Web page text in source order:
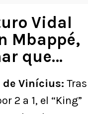
Vidal
Mbappé,
que…
Vinícius: Tras
2 a 1, el “King”